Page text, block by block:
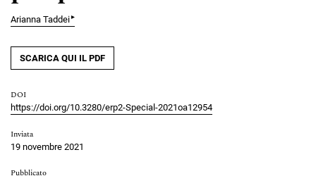
Arianna Taddei▸
SCARICA QUI IL PDF
DOI
https://doi.org/10.3280/erp2-Special-2021oa12954
Inviata
19 novembre 2021
Pubblicato